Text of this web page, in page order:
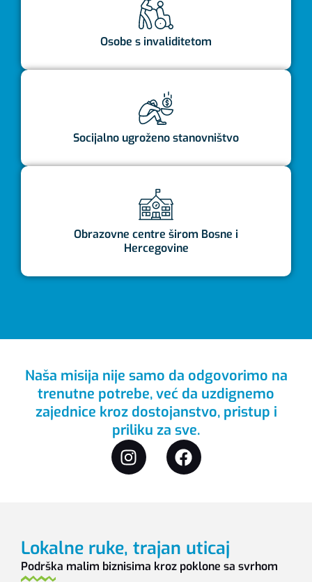
Osobe s invaliditetom
Socijalno ugroženo stanovništvo
Obrazovne centre širom Bosne i
Hercegovine
Naša misija nije samo da odgovorimo na
trenutne potrebe, već da uzdignemo
zajednice kroz dostojanstvo, pristup i
priliku za sve.
Lokalne ruke, trajan uticaj
Podrška malim biznisima kroz poklone sa svrhom